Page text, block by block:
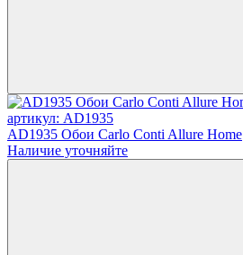
артикул: AD1935
AD1935 Обои Carlo Conti Allure Home
Наличие уточняйте